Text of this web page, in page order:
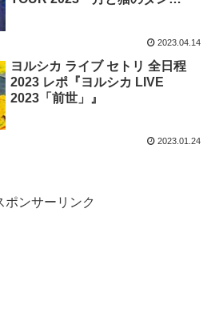
2023.04.14
ヨルシカ ライブ セトリ 全日程
2023 レポ『ヨルシカ LIVE
2023「前世」』
2023.01.24
ポンサーリンク